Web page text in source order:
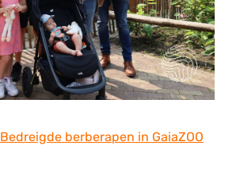
Bedreigde berberapen in GaiaZOO